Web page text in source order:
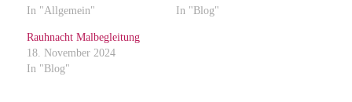
In "Allgemein"
In "Blog"
Rauhnacht Malbegleitung
18. November 2024
In "Blog"